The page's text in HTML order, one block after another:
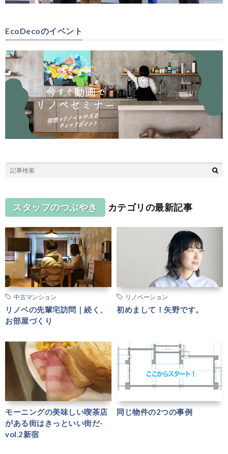
EcoDecoのイベント
スタッフのつぶやき カテゴリの最新記事
中古マンション
リノベの先輩宅訪問｜続く、
お部屋づくり
リノベーション
初めまして！矢野です。
モーニングの美味しい喫茶店
がある街はきっといい街だ-
vol.2新宿
同じ物件の2つの事例